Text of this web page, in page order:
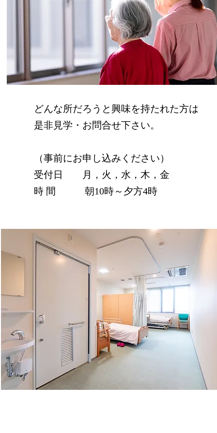
どんな所だろうと興味を持たれた方は
是非見学・お問合せ下さい。
（事前にお申し込みください）
受付日 月，火，水，木，金
時 間 朝10時～夕方4時